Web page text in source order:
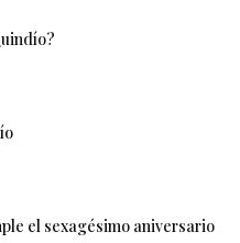
el sexagésimo aniversario